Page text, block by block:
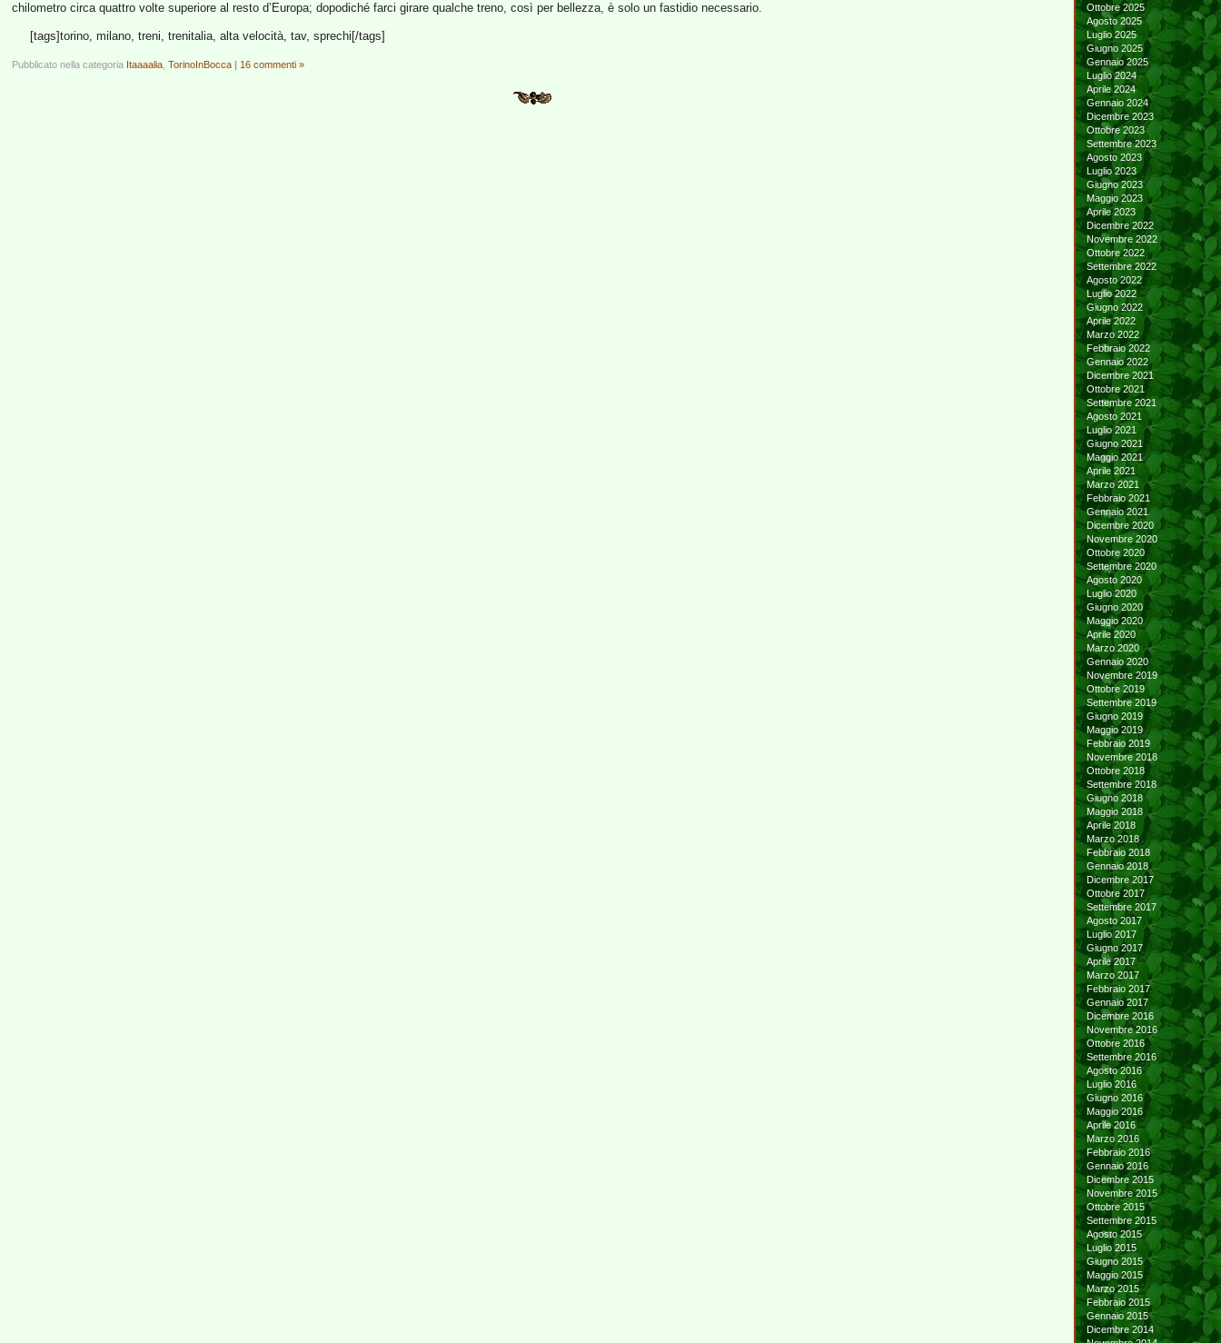
chilometro circa quattro volte superiore al resto d’Europa; dopodiché farci girare qualche treno, così per bellezza, è solo un fastidio necessario.
[tags]torino, milano, treni, trenitalia, alta velocità, tav, sprechi[/tags]
Pubblicato nella categoria Itaaaalia TorinoInBocca | 16 commenti »
Ottobre 2025
Agosto 2025
Luglio 2025
Giugno 2025
Gennaio 2025
Luglio 2024
Aprile 2024
Gennaio 2024
Dicembre 2023
Ottobre 2023
Settembre 2023
Agosto 2023
Luglio 2023
Giugno 2023
Maggio 2023
Aprile 2023
Dicembre 2022
Novembre 2022
Ottobre 2022
Settembre 2022
Agosto 2022
Luglio 2022
Giugno 2022
Aprile 2022
Marzo 2022
Febbraio 2022
Gennaio 2022
Dicembre 2021
Ottobre 2021
Settembre 2021
Agosto 2021
Luglio 2021
Giugno 2021
Maggio 2021
Aprile 2021
Marzo 2021
Febbraio 2021
Gennaio 2021
Dicembre 2020
Novembre 2020
Ottobre 2020
Settembre 2020
Agosto 2020
Luglio 2020
Giugno 2020
Maggio 2020
Aprile 2020
Marzo 2020
Gennaio 2020
Novembre 2019
Ottobre 2019
Settembre 2019
Giugno 2019
Maggio 2019
Febbraio 2019
Novembre 2018
Ottobre 2018
Settembre 2018
Giugno 2018
Maggio 2018
Aprile 2018
Marzo 2018
Febbraio 2018
Gennaio 2018
Dicembre 2017
Ottobre 2017
Settembre 2017
Agosto 2017
Luglio 2017
Giugno 2017
Aprile 2017
Marzo 2017
Febbraio 2017
Gennaio 2017
Dicembre 2016
Novembre 2016
Ottobre 2016
Settembre 2016
Agosto 2016
Luglio 2016
Giugno 2016
Maggio 2016
Aprile 2016
Marzo 2016
Febbraio 2016
Gennaio 2016
Dicembre 2015
Novembre 2015
Ottobre 2015
Settembre 2015
Agosto 2015
Luglio 2015
Giugno 2015
Maggio 2015
Marzo 2015
Febbraio 2015
Gennaio 2015
Dicembre 2014